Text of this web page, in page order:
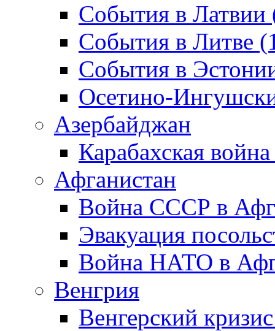
События в Латвии
События в Литве
События в
Осетино-
Азербайджан
Карабахская
Афганистан
Война СССР в
Эвакуация
Война НАТО в
Венгрия
Венгерский